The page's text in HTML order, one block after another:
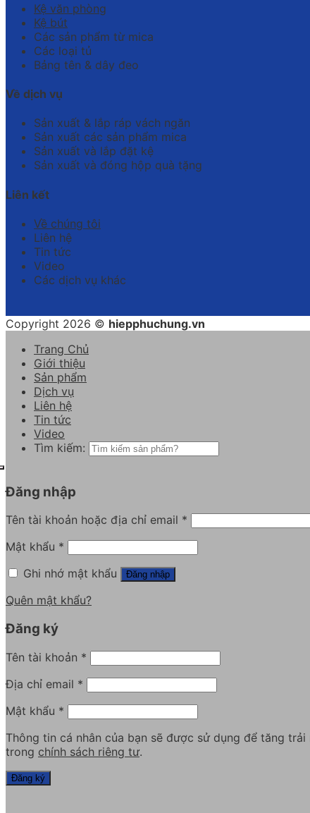
Kệ văn phòng
Kệ bút
Các sản phẩm từ mica
Các loại tủ
Bảng tên & dây đeo
Về dịch vụ
Sản xuất & lắp ráp vách ngăn
Sản xuất các sản phẩm mica
Sản xuất và lắp đặt kệ
Sản xuất và đóng hộp quà tặng
Liên kết
Về chúng tôi
Liên hệ
Tin tức
Video
Các dịch vụ khác
Copyright 2026 © hiepphuchung.vn
Trang Chủ
Giới thiệu
Sản phẩm
Dịch vụ
Liên hệ
Tin tức
Video
Tìm kiếm:
Đăng nhập
Tên tài khoản hoặc địa chỉ email *
Mật khẩu *
Ghi nhớ mật khẩu
Đăng nhập
Quên mật khẩu?
Đăng ký
Tên tài khoản *
Địa chỉ email *
Mật khẩu *
Thông tin cá nhân của bạn sẽ được sử dụng để tăng
trong chính sách riêng tư.
Đăng ký